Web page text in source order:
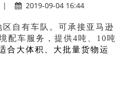
2019-09-04 16:44
自有车队。可承接亚马逊
配车服务，提供4吨、10吨
合大体积、大批量货物运